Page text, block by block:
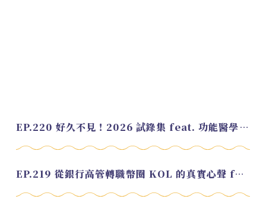
EP.220 好久不見！2026 試錄集 feat. 功能醫學營養師 美寶
EP.219 從銀行高管轉職幣圈 KOL 的真實心聲 feat.龜大